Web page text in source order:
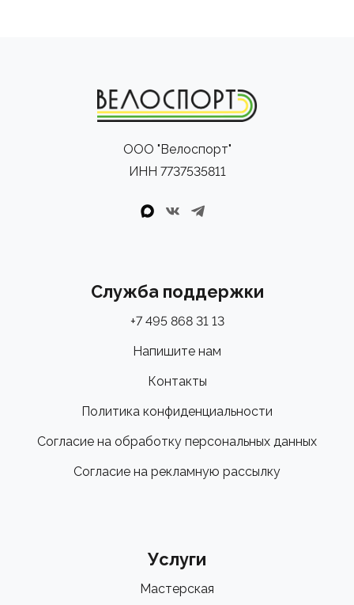
ООО "Велоспорт"
ИНН 7737535811
Служба поддержки
+7 495 868 31 13
Напишите нам
Контакты
Политика конфиденциальности
Согласие на обработку персональных данных
Согласие на рекламную рассылку
Услуги
Мастерская